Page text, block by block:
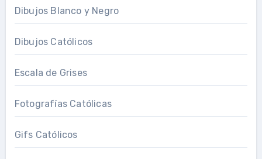
Dibujos Blanco y Negro
Dibujos Católicos
Escala de Grises
Fotografías Católicas
Gifs Católicos